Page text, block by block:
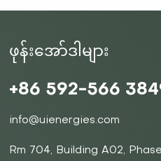
ပိုမိုသိရှိရန်
ဖုန်းအော်ဒါများ
+86 592-566
info@uienergies.com
Rm 704, Building A02,